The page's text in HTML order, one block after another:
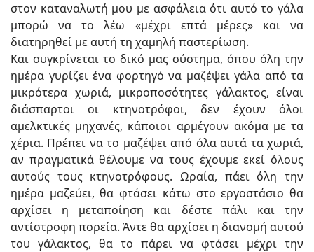
στον καταναλωτή μου με ασφάλεια ότι αυτό το γάλα
μπορώ να το λέω «μέχρι επτά μέρες» και να
διατηρηθεί με αυτή τη χαμηλή παστερίωση.
Και συγκρίνεται το δικό μας σύστημα, όπου όλη την
ημέρα γυρίζει ένα φορτηγό να μαζέψει γάλα από τα
μικρότερα χωριά, μικροποσότητες γάλακτος, είναι
διάσπαρτοι οι κτηνοτρόφοι, δεν έχουν όλοι
αμελκτικές μηχανές, κάποιοι αρμέγουν ακόμα με τα
χέρια. Πρέπει να το μαζέψει από όλα αυτά τα χωριά,
αν πραγματικά θέλουμε να τους έχουμε εκεί όλους
αυτούς τους κτηνοτρόφους. Ωραία, πάει όλη την
ημέρα μαζεύει, θα φτάσει κάτω στο εργοστάσιο θα
αρχίσει η μεταποίηση και δέστε πάλι και την
αντίστροφη πορεία. Άντε θα αρχίσει η διανομή αυτού
του γάλακτος, θα το πάρει να φτάσει μέχρι την